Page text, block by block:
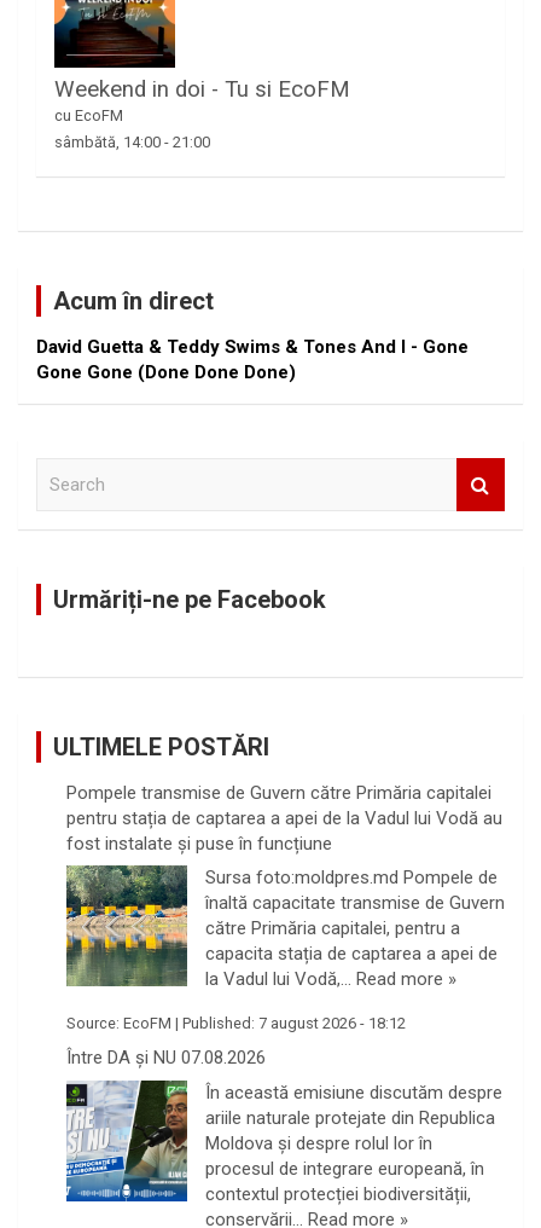
Weekend in doi - Tu si EcoFM
cu EcoFM
sâmbătă, 14:00 - 21:00
Acum în direct
David Guetta & Teddy Swims & Tones And I - Gone
Gone Gone (Done Done Done)
Urmăriți-ne pe Facebook
ULTIMELE POSTĂRI
Pompele transmise de Guvern către Primăria capitalei
pentru stația de captarea a apei de la Vadul lui Vodă au
fost instalate și puse în funcțiune
Sursa foto:moldpres.md Pompele de
înaltă capacitate transmise de Guvern
către Primăria capitalei, pentru a
capacita stația de captarea a apei de
la Vadul lui Vodă,… Read more »
Source: EcoFM | Published: 7 august 2026 - 18:12
Între DA și NU 07.08.2026
În această emisiune discutăm despre
ariile naturale protejate din Republica
Moldova și despre rolul lor în
procesul de integrare europeană, în
contextul protecției biodiversității,
conservării… Read more »